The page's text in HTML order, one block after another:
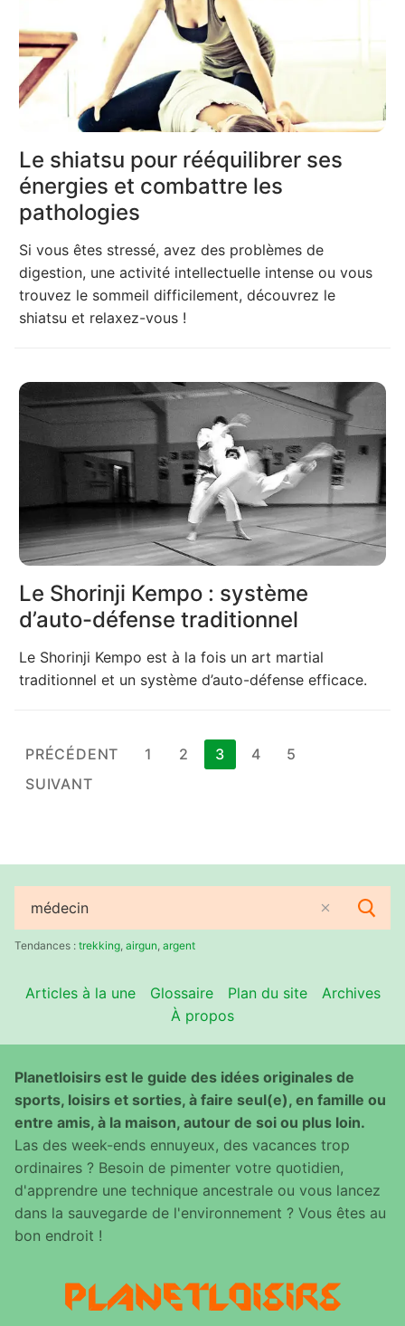
Le shiatsu pour rééquilibrer ses
énergies et combattre les
pathologies
Si vous êtes stressé, avez des problèmes de
digestion, une activité intellectuelle intense ou vous
trouvez le sommeil difficilement, découvrez le
shiatsu et relaxez-vous !
Le Shorinji Kempo : système
d’auto-défense traditionnel
Le Shorinji Kempo est à la fois un art martial
traditionnel et un système d’auto-défense efficace.
Pagination
des
PRÉCÉDENT 1 2 3 4
5
SUIVANT
Rechercher
:Tendances : trekking airgun argent
Articles à la une Glossaire Plan du site
Archives
À propos
Planetloisirs est le guide des idées originales de
sports, loisirs et sorties, à faire seul(e), en famille ou
entre amis, à la maison, autour de soi ou plus loin.
Las des week-ends ennuyeux, des vacances trop
ordinaires ? Besoin de pimenter votre quotidien,
d'apprendre une technique ancestrale ou vous lancez
dans la sauvegarde de l'environnement ? Vous êtes au
bon endroit !